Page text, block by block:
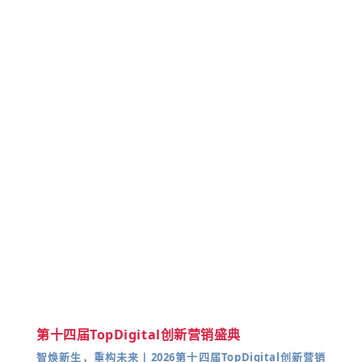
第十四届TopDigital创新营销盛典
智焕新生，重构未来丨2026第十四届TopDigital创新营销